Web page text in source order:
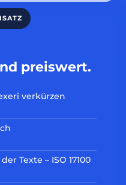
preiswert.
verkürzen
Texte – ISO 17100